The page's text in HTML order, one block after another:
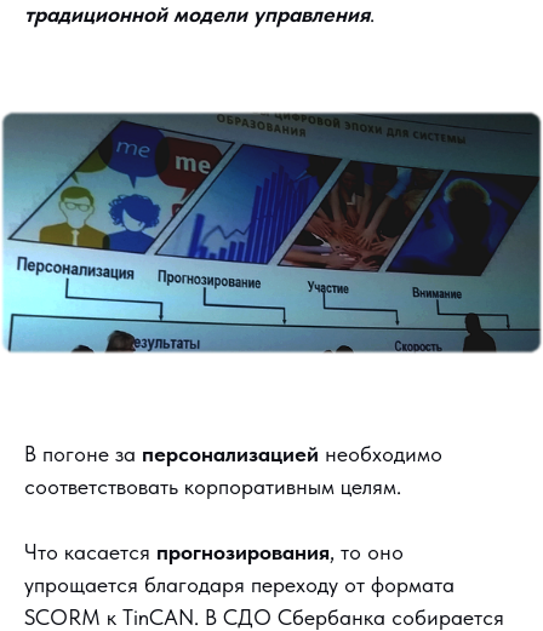
традиционной модели управления.
В погоне за персонализацией необходимо
соответствовать корпоративным целям.
Что касается прогнозирования, то оно
упрощается благодаря переходу от формата
SCORM к TinCAN. В СДО Сбербанка собирается